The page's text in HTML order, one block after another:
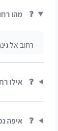
❓ מהו
רחוב אל
❓ אילו
❓ איפה